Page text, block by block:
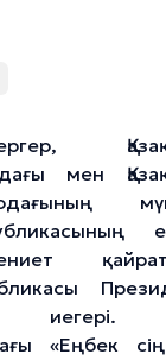
мен
иегері.
«Еңбек